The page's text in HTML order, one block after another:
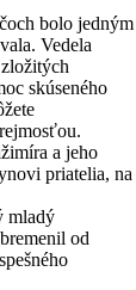
bolo
Vedela
skúseného
a jeho
priatelia, na
mladý
od